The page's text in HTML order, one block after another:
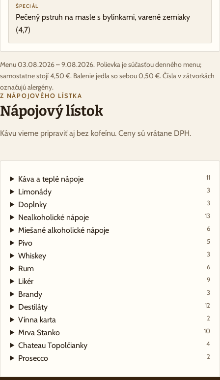
ŠPECIÁL
Pečený pstruh na masle s bylinkami, varené zemiaky
(4,7)
Menu 03.08.2026 – 9.08.2026. Polievka je súčasťou denného menu;
samostatne stojí 4,50 €. Balenie jedla so sebou 0,50 €. Čísla v zátvorkách
označujú alergény.
Z NÁPOJOVÉHO LÍSTKA
Nápojový lístok
Kávu vieme pripraviť aj bez kofeínu. Ceny sú vrátane DPH.
Káva a teplé nápoje 11
Limonády 3
Doplnky 3
Nealkoholické nápoje 13
Miešané alkoholické nápoje 6
Pivo 5
Whiskey 3
Rum 6
Likér 9
Brandy 3
Destiláty 12
Vínna karta 2
Mrva Stanko 10
Chateau Topolčianky 4
Prosecco 2